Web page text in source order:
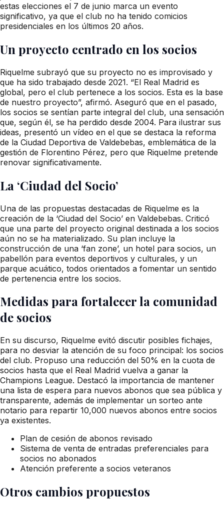
estas elecciones el 7 de junio marca un evento
significativo, ya que el club no ha tenido comicios
presidenciales en los últimos 20 años.
Un proyecto centrado en los socios
Riquelme subrayó que su proyecto no es improvisado y
que ha sido trabajado desde 2021. “El Real Madrid es
global, pero el club pertenece a los socios. Esta es la base
de nuestro proyecto”, afirmó. Aseguró que en el pasado,
los socios se sentían parte integral del club, una sensación
que, según él, se ha perdido desde 2004. Para ilustrar sus
ideas, presentó un vídeo en el que se destaca la reforma
de la Ciudad Deportiva de Valdebebas, emblemática de la
gestión de Florentino Pérez, pero que Riquelme pretende
renovar significativamente.
La ‘Ciudad del Socio’
Una de las propuestas destacadas de Riquelme es la
creación de la ‘Ciudad del Socio’ en Valdebebas. Criticó
que una parte del proyecto original destinada a los socios
aún no se ha materializado. Su plan incluye la
construcción de una ‘fan zone’, un hotel para socios, un
pabellón para eventos deportivos y culturales, y un
parque acuático, todos orientados a fomentar un sentido
de pertenencia entre los socios.
Medidas para fortalecer la comunidad
de socios
En su discurso, Riquelme evitó discutir posibles fichajes,
para no desviar la atención de su foco principal: los socios
del club. Propuso una reducción del 50% en la cuota de
socios hasta que el Real Madrid vuelva a ganar la
Champions League. Destacó la importancia de mantener
una lista de espera para nuevos abonos que sea pública y
transparente, además de implementar un sorteo ante
notario para repartir 10,000 nuevos abonos entre socios
ya existentes.
Plan de cesión de abonos revisado
Sistema de venta de entradas preferenciales para
socios no abonados
Atención preferente a socios veteranos
Otros cambios propuestos